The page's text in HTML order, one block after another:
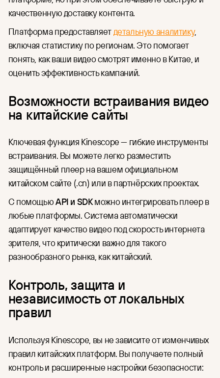
качественную доставку контента.
Платформа предоставляетдетальную аналитику,
включая статистику по регионам. Это помогает
понять, как ваши видео смотрят именно в Китае, и
оценить эффективность кампаний.
Возможности встраивания видео
на китайские сайты
Ключевая функция Kinescope — гибкие инструменты
встраивания. Вы можете легко разместить
защищённый плеер на вашем официальном
китайском сайте (.cn) или в партнёрских проектах.
С помощьюAPI и SDKможно интегрировать плеер в
любые платформы. Система автоматически
адаптирует качество видео под скорость интернета
зрителя, что критически важно для такого
разнообразного рынка, как китайский.
Контроль, защита и
независимость от локальных
правил
Используя Kinescope, вы не зависите от изменчивых
правил китайских платформ. Вы получаете полный
контроль и расширенные настройки безопасности: